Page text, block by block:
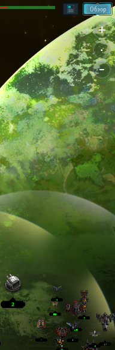
+
.
-
Обзор